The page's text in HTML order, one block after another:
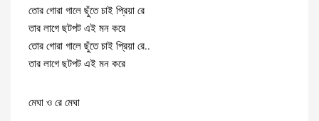
তোর গোরা গালে ছুঁতে চাই প্রিয়া রে
তার লাগে ছটপট এই মন করে
তোর গোরা গালে ছুঁতে চাই প্রিয়া রে..
তার লাগে ছটপট এই মন করে
মেঘা ও রে মেঘা